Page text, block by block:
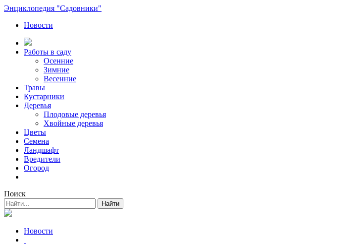
Энциклопедия "Садовники"
Новости
Работы в саду
Осенние
Зимние
Весенние
Травы
Кустарники
Деревья
Плодовые деревья
Хвойные деревья
Цветы
Семена
Ландшафт
Вредители
Огород
Поиск
Новости